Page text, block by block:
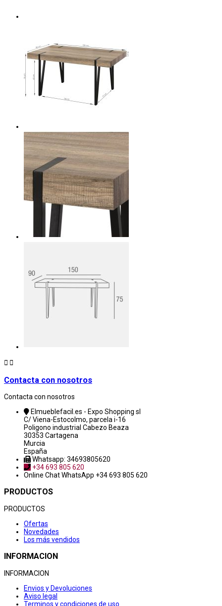
 
Contacta con nosotros
Contacta con nosotros
Elmueblefacil.es - Expo Shopping sl
C/ Viena-Estocolmo, parcela i-16
Poligono industrial Cabezo Beaza
30353 Cartagena
Murcia
España
Whatsapp: 34693805620
+34 693 805 620
Online ChatWhatsApp +34 693 805 620
PRODUCTOS
PRODUCTOS
Ofertas
Novedades
Los más vendidos
INFORMACION
INFORMACION
Envios y Devoluciones
Aviso legal
Terminos y condiciones de uso